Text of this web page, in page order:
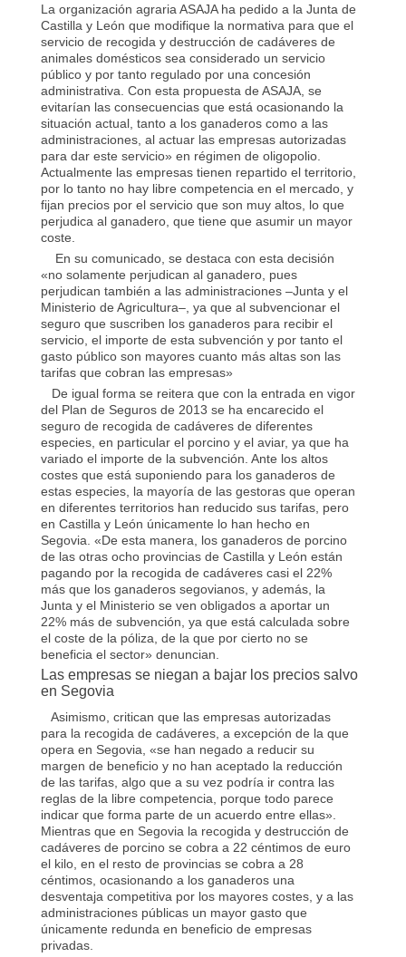
La organización agraria ASAJA ha pedido a la Junta de
Castilla y León que modifique la normativa para que el
servicio de recogida y destrucción de cadáveres de
animales domésticos sea considerado un servicio
público y por tanto regulado por una concesión
administrativa. Con esta propuesta de ASAJA, se
evitarían las consecuencias que está ocasionando la
situación actual, tanto a los ganaderos como a las
administraciones, al actuar las empresas autorizadas
para dar este servicio» en régimen de oligopolio.
Actualmente las empresas tienen repartido el territorio,
por lo tanto no hay libre competencia en el mercado, y
fijan precios por el servicio que son muy altos, lo que
perjudica al ganadero, que tiene que asumir un mayor
coste.
En su comunicado, se destaca con esta decisión
«no solamente perjudican al ganadero, pues
perjudican también a las administraciones –Junta y el
Ministerio de Agricultura–, ya que al subvencionar el
seguro que suscriben los ganaderos para recibir el
servicio, el importe de esta subvención y por tanto el
gasto público son mayores cuanto más altas son las
tarifas que cobran las empresas»
De igual forma se reitera que con la entrada en vigor
del Plan de Seguros de 2013 se ha encarecido el
seguro de recogida de cadáveres de diferentes
especies, en particular el porcino y el aviar, ya que ha
variado el importe de la subvención. Ante los altos
costes que está suponiendo para los ganaderos de
estas especies, la mayoría de las gestoras que operan
en diferentes territorios han reducido sus tarifas, pero
en Castilla y León únicamente lo han hecho en
Segovia. «De esta manera, los ganaderos de porcino
de las otras ocho provincias de Castilla y León están
pagando por la recogida de cadáveres casi el 22%
más que los ganaderos segovianos, y además, la
Junta y el Ministerio se ven obligados a aportar un
22% más de subvención, ya que está calculada sobre
el coste de la póliza, de la que por cierto no se
beneficia el sector» denuncian.
Las empresas se niegan a bajar los precios salvo
en Segovia
Asimismo, critican que las empresas autorizadas
para la recogida de cadáveres, a excepción de la que
opera en Segovia, «se han negado a reducir su
margen de beneficio y no han aceptado la reducción
de las tarifas, algo que a su vez podría ir contra las
reglas de la libre competencia, porque todo parece
indicar que forma parte de un acuerdo entre ellas».
Mientras que en Segovia la recogida y destrucción de
cadáveres de porcino se cobra a 22 céntimos de euro
el kilo, en el resto de provincias se cobra a 28
céntimos, ocasionando a los ganaderos una
desventaja competitiva por los mayores costes, y a las
administraciones públicas un mayor gasto que
únicamente redunda en beneficio de empresas
privadas.